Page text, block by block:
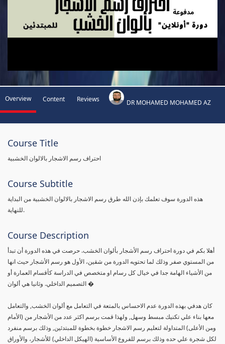
Overview Content Reviews DR MOHAMED MOHAMED AZ
Course Title
احتراف رسم الاشجار بالالوان الخشبية
Course Subtitle
هذه الدورة سوف تعلمك بإذن الله طرق رسم الاشجار بالالوان الخشبية من البداية
للنهاية.
Course Description
أهلا بكم في دورة احتراف رسم الأشجار بألوان الخشب. حرصت في هذه الدورة أن تبدأ
من المستوي صفر وذلك لما تحتويه الدورة من شقين، الأول هو رسم الأشجار حيث انها
من الأشياء الهامة جدا في خيال كل رسام او متخصص في الدراسة كأقسام العمارة أو
التصميم الداخلي. وثانيا هي ألوان �
كان هدفي بهذه الدورة عدم الاحساس بالمتعة في التعامل مع ألوان الخشب, والتعامل
معها بناء علي تكنيك مبسط وسهل, ولهذا قمت برسم اكثر عدد من الأشجار من (الأمام
ومن الأعلى) المتداولة لتعليم رسم الاشجار خطوة بخطوة للمبتدئين, وذلك برسم منفرد
لكل شجرة علي حده وذلك برسم للفروع الأساسية (الهيكل الداخلي) للأشجار، والأوراق